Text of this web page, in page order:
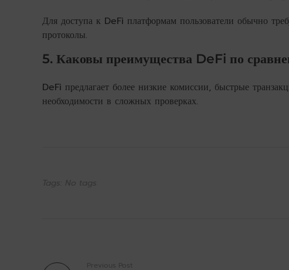
Для доступа к DeFi платформам пользователи обычно
протоколы.
5. Каковы преимущества DeFi по
DeFi предлагает более низкие комиссии, быстрые
необходимости в сложных проверках.